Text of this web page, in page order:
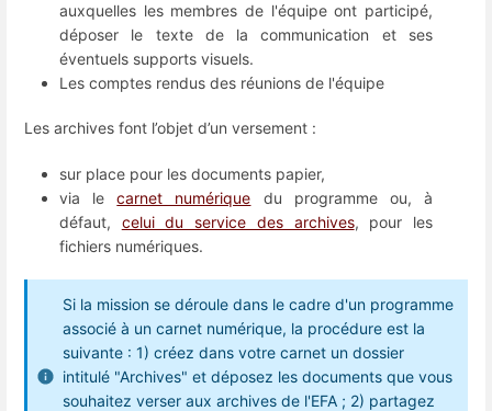
auxquelles les membres de l'équipe ont participé,
déposer le texte de la communication et ses
éventuels supports visuels.
Les comptes rendus des réunions de l'équipe
Les archives font l’objet d’un versement :
sur place pour les documents papier,
via lecarnet numérique du programme ou, à
défaut, celui du service des archives, pour les
fichiers numériques.
Si la mission se déroule dans le cadre d'un programme
associé à un carnet numérique, la procédure est la
suivante : 1) créez dans votre carnet un dossier
intitulé "Archives" et déposez les documents que vous
souhaitez verser aux archives de l'EFA ; 2) partagez